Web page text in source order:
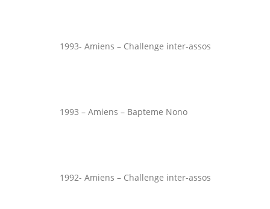
1993- Amiens – Challenge inter-assos
1993 – Amiens – Bapteme Nono
1992- Amiens – Challenge inter-assos